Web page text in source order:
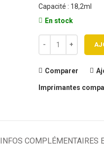
Capacité : 18,2ml
En stock
Comparer
Imprimantes
INFOS COMPLÉMENTAIRES